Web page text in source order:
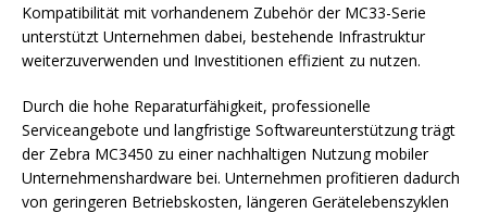
Kompatibilität mit vorhandenem Zubehör der MC33-Serie
unterstützt Unternehmen dabei, bestehende Infrastruktur
weiterzuverwenden und Investitionen effizient zu nutzen.
Durch die hohe Reparaturfähigkeit, professionelle
Serviceangebote und langfristige Softwareunterstützung trägt
der Zebra MC3450 zu einer nachhaltigen Nutzung mobiler
Unternehmenshardware bei. Unternehmen profitieren dadurch
von geringeren Betriebskosten, längeren Gerätelebenszyklen